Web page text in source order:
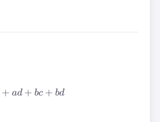
+ ad + bc + bd